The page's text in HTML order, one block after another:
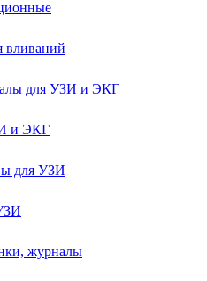
вливаний
для УЗИ и ЭКГ
и ЭКГ
для УЗИ
журналы